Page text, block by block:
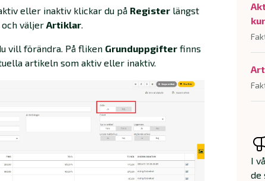
eller inaktiv klickar du på Register längst
väljer Artiklar.
vill förändra. På fliken Grunduppgifter finns
artikeln som aktiv eller inaktiv.
I
de